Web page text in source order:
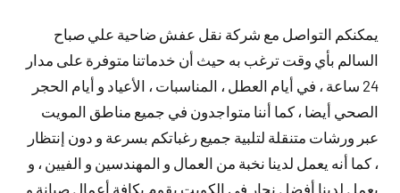
يمكنكم التواصل مع شركة نقل عفش ضاحية علي صباح
السالم بأي وقت ترغب به حيث أن خدماتنا متوفرة على مدار
24 ساعة ، في أيام العطل ، المناسبات ، الأعياد و أيام الحجر
الصحي أيضا ، كما أننا متواجدون في جميع مناطق المويت
عبر ورشات متنقلة لتلبية جميع رغباتكم بسرعة و دون إنتظار
، كما أنه يعمل لدينا نخبة من العمال و المهندسين و الفيين ، و
يعمل لدينا أفضل نجار في الكويت يقوم بكافة أعمال صيانة و